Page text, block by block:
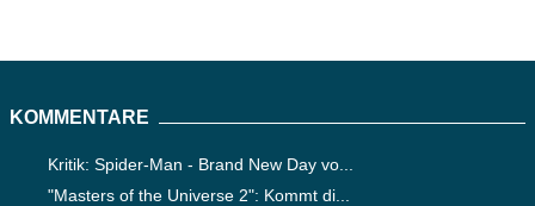
KOMMENTARE
Kritik: Spider-Man - Brand New Day vo...
"Masters of the Universe 2": Kommt di...